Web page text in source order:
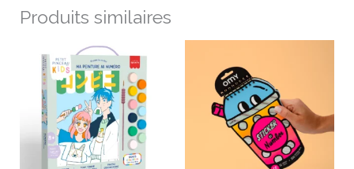
Produits similaires